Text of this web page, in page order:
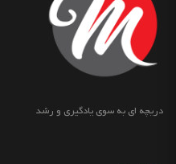
دریچه ای به سوی یادگیری و رشد